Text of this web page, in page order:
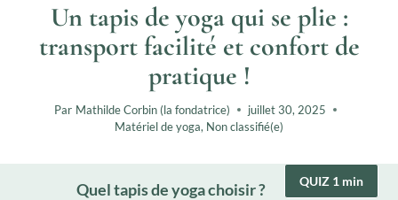
Un tapis de yoga qui se plie :
transport facilité et confort de
pratique !
Par Mathilde Corbin (la fondatrice)
juillet 30, 2025
Matériel de yoga, Non classifié(e)
Quel tapis de yoga choisir ? QUIZ 1 min